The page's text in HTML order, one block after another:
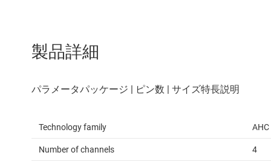
製品詳細
Technology family AHC
Number of channels 4